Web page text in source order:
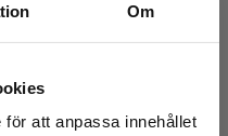
Om
att anpassa innehållet